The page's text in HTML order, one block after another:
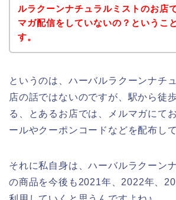
ルラクーンナチュラルミストのお店
マガ配信をしていないの？というこ
す。
というのは、ハーバルラクーンナチ
店の話ではないのですが、駅から徒
る、とあるお店では、メルマガにて
ールやクーポンコードなどを配布し
それに私自身は、ハーバルラクーン
の商品を今後も2021年、2022年、